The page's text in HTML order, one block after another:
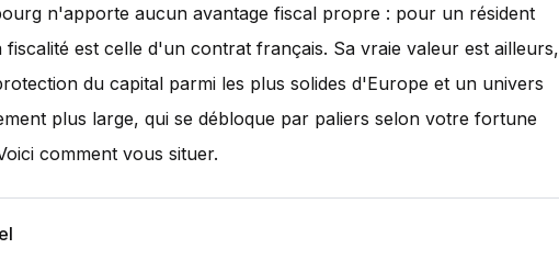
n'apporte aucun avantage fiscal propre : pour un résident
fiscalité est celle d'un contrat français. Sa vraie valeur est ailleurs,
du capital parmi les plus solides d'Europe et un univers
plus large, qui se débloque par paliers selon votre fortune
comment vous situer.